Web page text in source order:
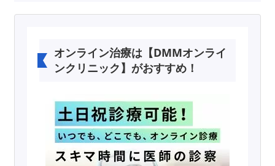
オンライン治療は【DMMオンライ
ンクリニック】がおすすめ！